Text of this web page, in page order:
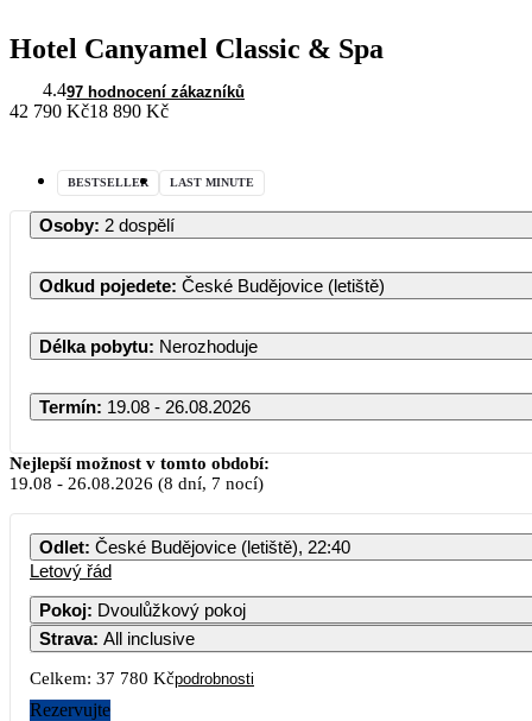
Hotel Canyamel Classic & Spa
4.497 hodnocení zákazníků
42 790 Kč18 890 Kč
BESTSELLER LAST MINUTE
Osoby: 2 dospělí
Odkud pojedete: České Budějovice (letiště)
Délka pobytu: Nerozhoduje
Termín: 19.08 - 26.08.2026
Nejlepší možnost v tomto období:
19.08 - 26.08.2026 (8 dní, 7 nocí)
Odlet: České Budějovice (letiště), 22:40
Letový řád
Pokoj: Dvoulůžkový pokoj
Strava: All inclusive
Celkem: 37 780 Kčpodrobnosti
Rezervujte